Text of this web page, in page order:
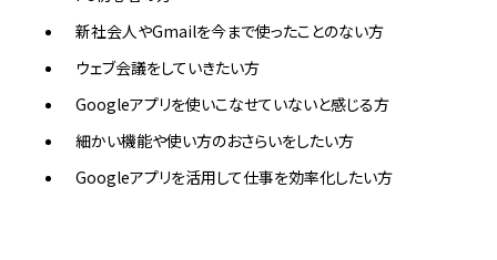
新社会人やGmailを今まで使ったことのない方
ウェブ会議をしていきたい方
Googleアプリを使いこなせていないと感じる方
細かい機能や使い方のおさらいをしたい方
Googleアプリを活用して仕事を効率化したい方